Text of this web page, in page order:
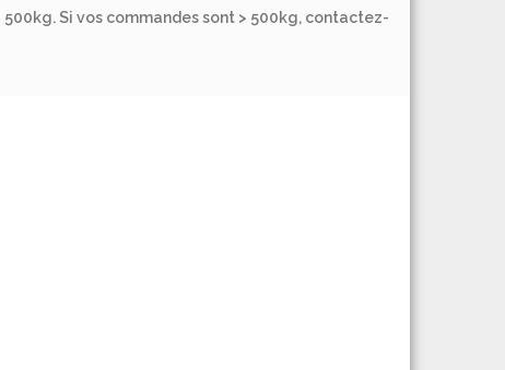
500kg. Si vos commandes sont > 500kg, contactez-